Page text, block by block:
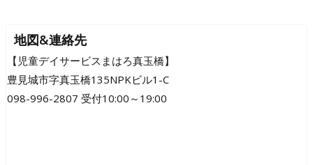
地図&連絡先
【児童デイサービスまはろ真玉橋】
豊見城市字真玉橋135NPKビル1-C
098-996-2807 受付10:00～19:00